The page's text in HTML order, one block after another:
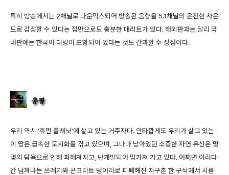
특히 방송에서는 2채널로 다운믹스되어 방송된 음향을 5.1채널의 온전한 사운
드로 감상할 수 있다는 점만으로도 충분한 매리트가 있다. 해외판과는 달리 국
내판에는 한국어 더빙이 포함되어 있다는 것도 간과할 수 장점이다.
우리 역시 '휴먼 플래닛'에 살고 있는 거주자다. 안타깝게도 우리가 살고 있는
이 땅은 급속한 도시화를 겪고 있으며, 그나마 남아있던 소중한 자연 유산은 몇
몇의 탐욕으로 인해 파헤쳐지고, 난개발되어 망가져 가고 있다. 어쩌면 이러다
간 넘쳐나는 쓰레기와 콘크리트 덩어리로 피폐해진 지구촌 한 구석에서 시름